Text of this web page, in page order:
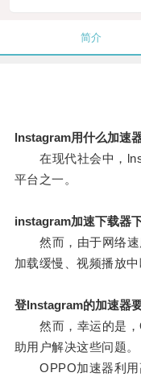
简介
lnstagram用什么加速
在现代社会中，
平台之一。
instagram加速下载器
然而，由于网络速
加载缓慢、视频播放中
登lnstagram的加速器
然而，幸运的是，
助用户解决这些问题。
OPPO加速器利用